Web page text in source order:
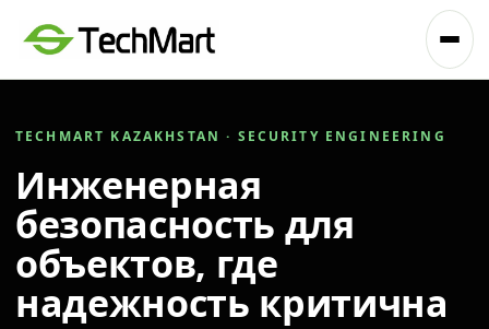
TECHMART KAZAKHSTAN · SECURITY ENGINEERING
Инженерная
безопасность для
объектов, где
надежность критична